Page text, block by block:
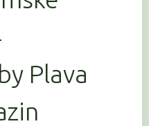
Plava